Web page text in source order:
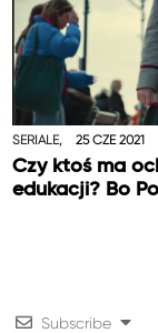
SERIALE, 25 CZE 2021
Czy ktoś ma
edukacji? Bo
Subscribe